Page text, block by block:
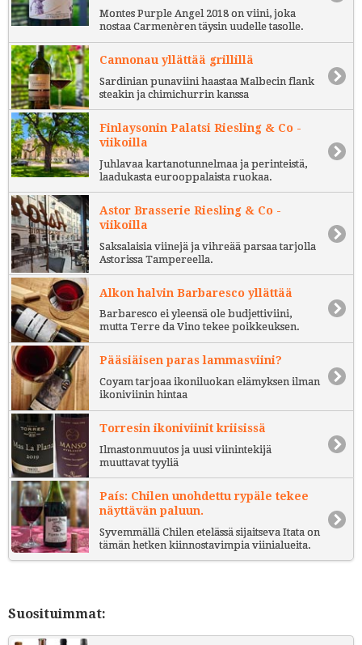
Montes Purple Angel 2018 on viini, joka
nostaa Carmenèren täysin uudelle tasolle.
Cannonau yllättää grillillä
Sardinian punaviini haastaa Malbecin flank
steakin ja chimichurrin kanssa
Finlaysonin Palatsi Riesling & Co -
viikoilla
Juhlavaa kartanotunnelmaa ja perinteistä,
laadukasta eurooppalaista ruokaa.
Astor Brasserie Riesling & Co -
viikoilla
Saksalaisia viinejä ja vihreää parsaa tarjolla
Astorissa Tampereella.
Alkon halvin Barbaresco yllättää
Barbaresco ei yleensä ole budjettiviini,
mutta Terre da Vino tekee poikkeuksen.
Pääsiäisen paras lammasviini?
Coyam tarjoaa ikoniluokan elämyksen ilman
ikoniviinin hintaa
Torresin ikoniviinit kriisissä
Ilmastonmuutos ja uusi viinintekijä
muuttavat tyyliä
País: Chilen unohdettu rypäle tekee
näyttävän paluun.
Syvemmällä Chilen etelässä sijaitseva Itata on
tämän hetken kiinnostavimpia viinialueita.
Suosituimmat: